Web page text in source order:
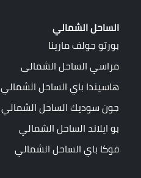
الساحل الشمالي
بورتو جولف مارينا
مراسي الساحل الشمالى
هاسيندا باي الساحل الشمالي
جون سوديك الساحل الشمالي
بو ايلاند الساحل الشمالي
فوكا باي الساحل الشمالي